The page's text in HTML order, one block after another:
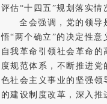
评估“十四五”规划落实
全会强调，党的领导
悟“两个确立”的决定性意
自我革命引领社会革命
度规范体系，不断推进
色社会主义事业的坚强
的建设制度改革，深入